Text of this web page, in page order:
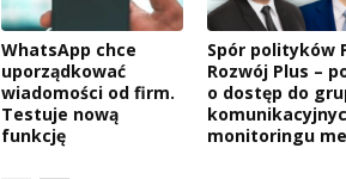
WhatsApp chce
uporządkować
wiadomości od firm.
Testuje nową
funkcję
Spór polityków
Rozwój Plus –
o dostęp do
monitoringu